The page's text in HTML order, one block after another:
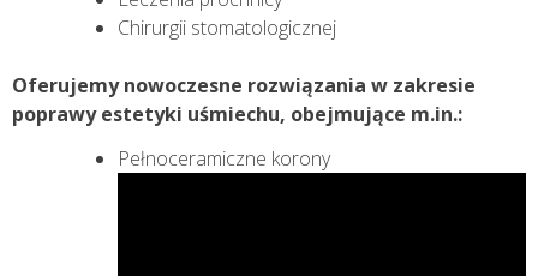
Chirurgii stomatologicznej
Oferujemy nowoczesne rozwiązania w zakresie
poprawy estetyki uśmiechu, obejmujące m.in.:
Pełnoceramiczne korony